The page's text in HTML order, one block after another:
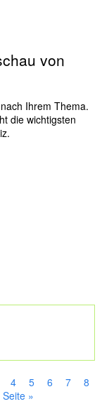
von
Ihrem Thema.
die wichtigsten
4 5 6 7
8
»